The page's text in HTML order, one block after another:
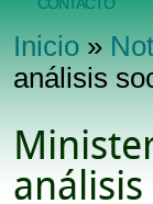
Inicio»
análisis